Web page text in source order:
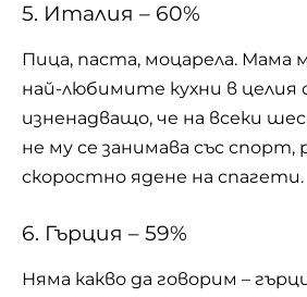
5. Италия – 60%
Пица, паста, моцарела. Мама
най-любимите кухни в целия
изненадващо, че на всеки
не му се занимава със спорт,
скоростно ядене на спагети.
6. Гърция – 59%
Няма какво да говорим –